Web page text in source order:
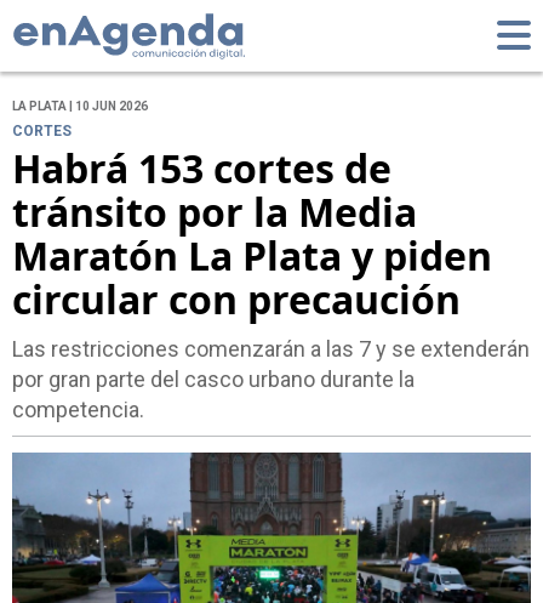
LA PLATA | 10 JUN 2026
CORTES
Habrá 153 cortes de
tránsito por la Media
Maratón La Plata y piden
circular con precaución
Las restricciones comenzarán a las 7 y se extenderán
por gran parte del casco urbano durante la
competencia.